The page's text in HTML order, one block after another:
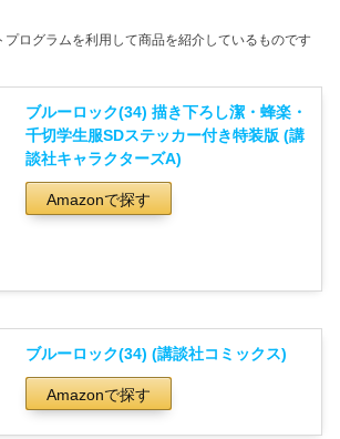
プログラムを利用して商品を紹介しているものです
ブルーロック(34) 描き下ろし潔・蜂楽・
千切学生服SDステッカー付き特装版 (講
談社キャラクターズA)
Amazonで探す
ブルーロック(34) (講談社コミックス)
Amazonで探す